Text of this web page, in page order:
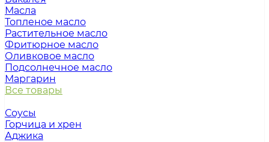
Масла
Топленое масло
Растительное масло
Фритюрное масло
Оливковое масло
Подсолнечное масло
Маргарин
Все товары
Соусы
Горчица и хрен
Аджика